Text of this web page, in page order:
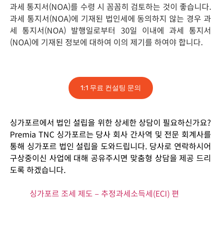
과세 통지서(NOA)를 수령 시 꼼꼼히 검토하는 것이 좋습니다.
과세 통지서(NOA)에 기재된 법인세에 동의하지 않는 경우 과
세 통지서(NOA) 발행일로부터 30일 이내에 과세 통지서
(NOA)에 기재된 정보에 대하여 이의 제기를 하여야 합니다.
1:1 무료 컨설팅 문의
싱가포르에서 법인 설립을 위한 상세한 상담이 필요하신가요?
Premia TNC 싱가포르는 당사 회사 간사역 및 전문 회계사를
통해 싱가포르 법인 설립을 도와드립니다. 당사로 연락하시어
구상중이신 사업에 대해 공유주시면 맞춤형 상담을 제공 드리
도록 하겠습니다.
싱가포르 조세 제도 – 추정과세소득세(ECI) 편